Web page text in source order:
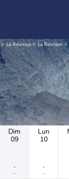
La Réunion La Réunion
Dim
09
-
-
Lun
10
-
-